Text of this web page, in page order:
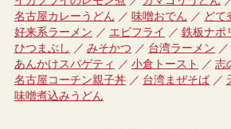
名古屋カレーうどん
味噌おでん
どて
好来系ラーメン
エビフライ
鉄板ナポ
ひつまぶし
みそかつ 台湾ラーメン
あんかけスパゲティ
小倉トースト
志
名古屋コーチン親子丼
台湾まぜそば
味噌煮込みうどん